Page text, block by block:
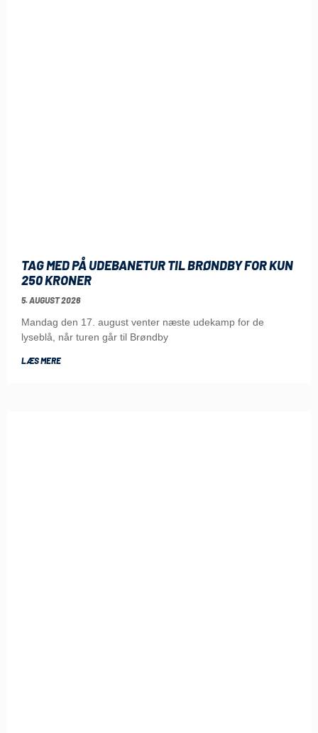
TAG MED PÅ UDEBANETUR TIL BRØNDBY FOR KUN
250 KRONER
5. AUGUST 2026
Mandag den 17. august venter næste udekamp for de
lyseblå, når turen går til Brøndby
LÆS MERE